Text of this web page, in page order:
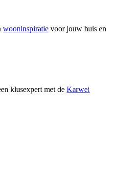
wooninspiratie voor jouw huis en
klusexpert met de Karwei